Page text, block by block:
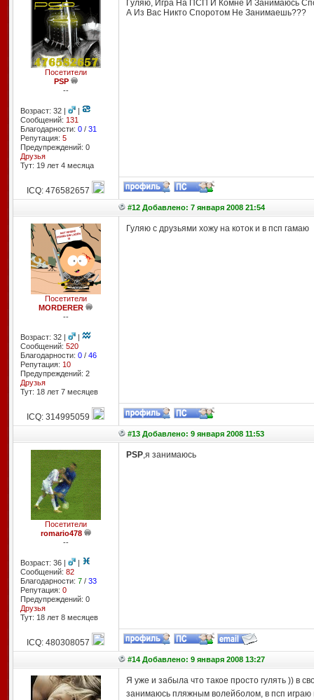
Посетители
PSP
--
Возраст: 32 |
|
Сообщений: 131
Благодарности: 0/ 31
Репутация: 5
Предупреждений: 0
Друзья
Тут: 19 лет 4 месяцa
Гуляю, Игра На ПСП И Комне И Занимаюсь
А Из Вас Никто Споротом Не Занимаешь???
ICQ: 476582657
#12 Добавлено: 7 января 2008 21:54
Посетители
MORDERER
--
Возраст: 32 |
|
Сообщений: 520
Благодарности: 0/ 46
Репутация: 10
Предупреждений: 2
Друзья
Тут: 18 лет 7 месяцев
Гуляю с друзьями хожу на коток и в псп гамаю
ICQ: 314995059
#13 Добавлено: 9 января 2008 11:53
Посетители
romario478
--
Возраст: 36 |
|
Сообщений: 82
Благодарности: 7/ 33
Репутация: 0
Предупреждений: 0
Друзья
Тут: 18 лет 8 месяцев
PSP,я занимаюсь
ICQ: 480308057
#14 Добавлено: 9 января 2008 13:27
Я уже и забыла что такое просто гулять )) в
занимаюсь пляжным волейболом, в псп играю